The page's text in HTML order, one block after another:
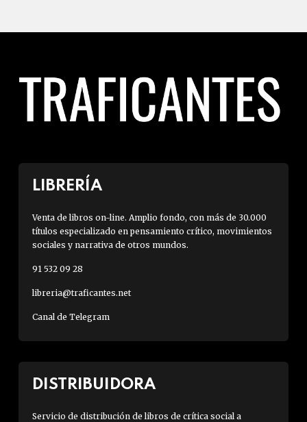
LIBRERÍA
Venta de libros on-line. Amplio fondo, con más de 30.000
títulos especializado en pensamiento crítico, movimientos
sociales y narrativa de otros mundos.
91 532 09 28
libreria@traficantes.net
Canal de Telegram
DISTRIBUIDORA
Servicio de distribución de libros de crítica social a